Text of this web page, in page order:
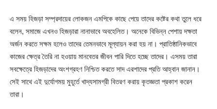
এ সময় হিজড়া সম্প্রদায়ের লোকজন এমপিকে কাছে পেয়ে তাদের কষ্টের কথা তুলে ধরে
বলেন, সমাজে এখনও হিজড়ারা নানাভাবে অবহেলিত। অনেকে বিভিন্ন পেশায় দক্ষতা
অর্জন করতে সক্ষম হলেও তাদের তেমনভাবে মূল্যায়ন করা হয় না। প্রাতিষ্ঠানিকভাবে
কাজের ক্ষেত্র তৈরি না হওয়ায় মানবেতর জীবন পারি দিতে হচ্ছে তাদের। এসময় তারা
সবক্ষেত্রে হিজড়াদের অংশগ্রহণ নিশ্চিত করতে সাদ এরশাদের প্রতি আহ্বান জানান।
সেই সাথে এই দুর্যোগময় মুহূর্তে খাদ্যসামগ্রী বিতরণ করায় কৃতজ্ঞতা প্রকাশ করেন
তারা।